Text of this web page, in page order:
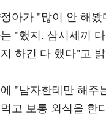
아가 "많이 안 해
"했지. 삼시세끼
하긴 다 했다"고
"남자한테만 해주
고 보통 외식을 한